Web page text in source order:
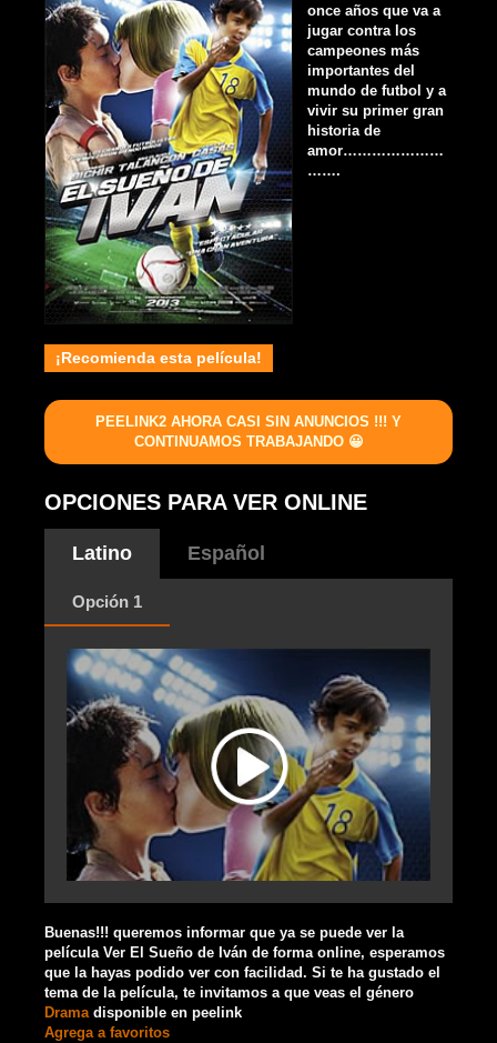
once años que va a
jugar contra los
campeones más
importantes del
mundo de futbol y a
vivir su primer gran
historia de
amor…………………
…….
¡Recomienda esta película!
PEELINK2 AHORA CASI SIN ANUNCIOS !!! Y
CONTINUAMOS TRABAJANDO 😀
OPCIONES PARA VER ONLINE
Latino Español
Opción 1
Buenas!!! queremos informar que ya se puede ver la
película Ver El Sueño de Iván de forma online, esperamos
que la hayas podido ver con facilidad. Si te ha gustado el
tema de la película, te invitamos a que veas el género
Dramadisponible en peelink
Agrega a favoritos